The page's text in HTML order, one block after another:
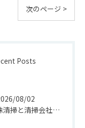
次のページ >
Posts
08/02
特殊清掃と清掃会社選びを福岡県北九州市小倉南区で安心して進めるための大切なポイント